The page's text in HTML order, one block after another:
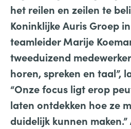
het reilen en zeilen te
Koninklijke Auris Groep
teamleider Marije
tweeduizend
horen, spreken en taal”,
“Onze focus ligt erop
laten ontdekken hoe ze
duidelijk kunnen maken.”